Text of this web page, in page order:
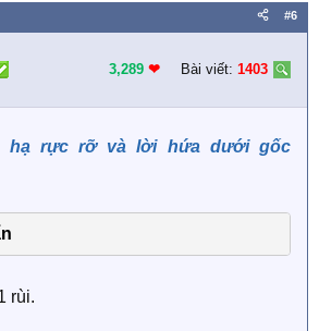
#6
3,289 ❤︎ Bài viết: 1403
hạ rực rỡ và lời hứa dưới gốc
rùi.